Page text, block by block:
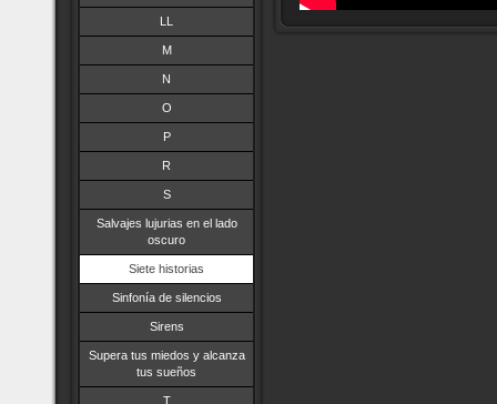
LL
M
N
O
P
R
S
Salvajes lujurias en el lado
oscuro
Siete historias
Sinfonía de silencios
Sirens
Supera tus miedos y alcanza
tus sueños
T